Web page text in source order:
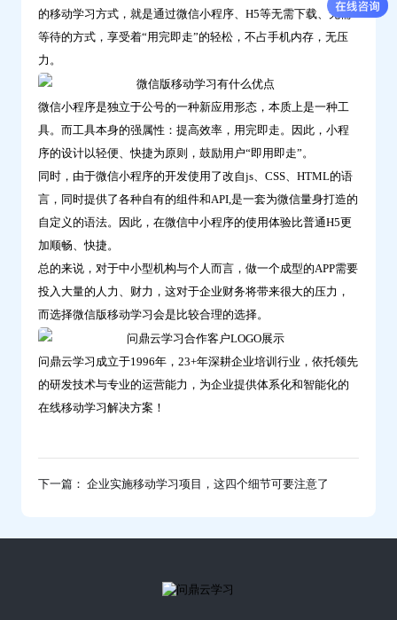
的移动学习方式，就是通过微信小程序、H5等无需下载、无需
等待的方式，享受着“用完即走”的轻松，不占手机内存，无压
力。
微信小程序是独立于公号的一种新应用形态，本质上是一种工
具。而工具本身的强属性：提高效率，用完即走。因此，小程
序的设计以轻便、快捷为原则，鼓励用户“即用即走”。
同时，由于微信小程序的开发使用了改自js、CSS、HTML的语
言，同时提供了各种自有的组件和API,是一套为微信量身打造的
自定义的语法。因此，在微信中小程序的使用体验比普通H5更
加顺畅、快捷。
总的来说，对于中小型机构与个人而言，做一个成型的APP需要
投入大量的人力、财力，这对于企业财务将带来很大的压力，
而选择微信版移动学习会是比较合理的选择。
问鼎云学习成立于1996年，23+年深耕企业培训行业，依托领先
的研发技术与专业的运营能力，为企业提供体系化和智能化的
在线移动学习解决方案！
下一篇： 企业实施移动学习项目，这四个细节可要注意了